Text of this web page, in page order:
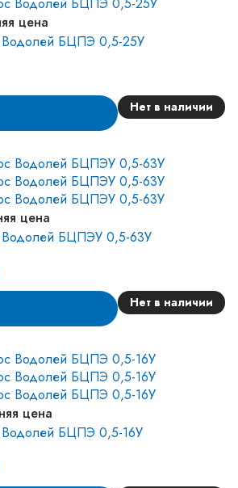
цена
Водолей БЦПЭ 0,5-25У
Нет в наличии
цена
Водолей БЦПЭУ 0,5-63У
Нет в наличии
цена
Водолей БЦПЭ 0,5-16У